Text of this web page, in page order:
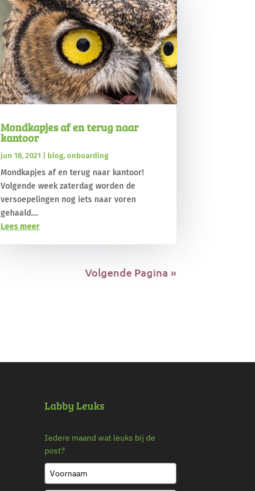
Mondkapjes af en terug naar
kantoor
jun 18, 2021 blog, onboarding
Mondkapjes af en terug naar kantoor!
Volgende week zaterdag worden de
versoepelingen nog iets naar voren
gehaald....
Lees meer
Volgende Pagina »
Labby Leuks
Iedere maand wat leuks bij de
post?